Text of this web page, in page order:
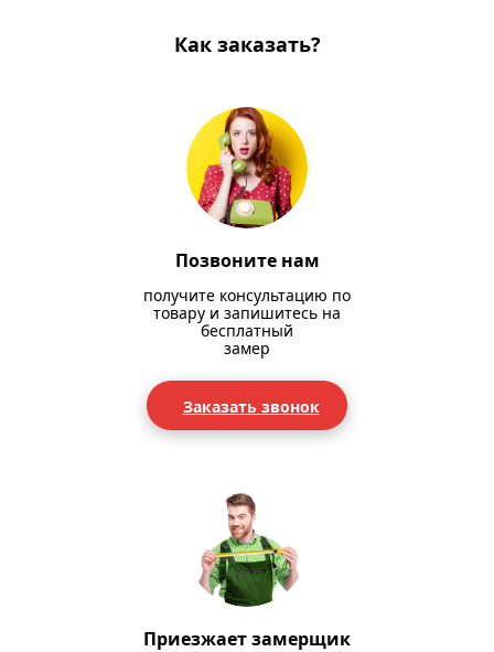
Как заказать?
Позвоните нам
получите консультацию по
товару и запишитесь на
бесплатный
замер
Заказать звонок
Приезжает замерщик